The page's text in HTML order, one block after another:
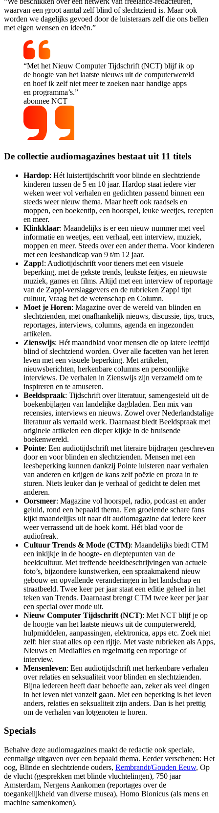
waarvan een groot aantal zelf blind of slechtziend is. Maar ook
worden we dagelijks gevoed door de luisteraars zelf die ons bellen
met eigen wensen en ideeën.”
“Met het Nieuw Computer Tijdschrift (NCT) blijf ik op
de hoogte van het laatste nieuws uit de computerwereld
en hoef ik zelf niet meer te zoeken naar handige apps
en programma’s.”
abonnee NCT
De collectie audiomagazines bestaat uit 11 titels
Hardop: Hét luistertijdschrift voor blinde en slechtziende
kinderen tussen de 5 en 10 jaar. Hardop staat iedere vier
weken weer vol verhalen en gedichten passend binnen een
steeds weer nieuw thema. Maar heeft ook raadsels en
moppen, een boekentip, een hoorspel, leuke weetjes, recepten
en meer.
Klinkklaar: Maandelijks is er een nieuw nummer met veel
informatie en weetjes, een verhaal, een interview, muziek,
moppen en meer. Steeds over een ander thema. Voor kinderen
met een leeshandicap van 9 t/m 12 jaar.
Zapp!: Audiotijdschrift voor tieners met een visuele
beperking, met de gekste trends, leukste feitjes, en nieuwste
muziek, games en films. Altijd met een interview of reportage
van de Zapp!-verslaggevers en de rubrieken Zapp! tipt
cultuur, Vraag het de wetenschap en Column.
Moet je Horen: Magazine over de wereld van blinden en
slechtzienden, met onafhankelijk nieuws, discussie, tips, trucs,
reportages, interviews, columns, agenda en ingezonden
artikelen.
Zienswijs: Hét maandblad voor mensen die op latere leeftijd
blind of slechtziend worden. Over alle facetten van het leren
leven met een visuele beperking. Met artikelen,
nieuwsberichten, herkenbare columns en persoonlijke
interviews. De verhalen in Zienswijs zijn verzameld om te
inspireren en te amuseren.
Beeldspraak: Tijdschrift over literatuur, samengesteld uit de
boekenbijlagen van landelijke dagbladen. Een mix van
recensies, interviews en nieuws. Zowel over Nederlandstalige
literatuur als vertaald werk. Daarnaast biedt Beeldspraak met
originele artikelen een dieper kijkje in de bruisende
boekenwereld.
Pointe: Een audiotijdschrift met literaire bijdragen geschreven
door en voor blinden en slechtzienden. Mensen met een
leesbeperking kunnen dankzij Pointe luisteren naar verhalen
van anderen en krijgen de kans zelf poëzie en proza in te
sturen. Niets leuker dan je verhaal of gedicht te delen met
anderen.
Oorsmeer: Magazine vol hoorspel, radio, podcast en ander
geluid, rond een bepaald thema. Een groeiende schare fans
kijkt maandelijks uit naar dit audiomagazine dat iedere keer
weer verrassend uit de hoek komt. Hét blad voor de
audiofreak.
Cultuur Trends & Mode (CTM): Maandelijks biedt CTM
een inkijkje in de hoogte- en dieptepunten van de
beeldcultuur. Met treffende beeldbeschrijvingen van actuele
foto’s, bijzondere kunstwerken, een spraakmakend nieuw
gebouw en opvallende veranderingen in het landschap en
straatbeeld. Twee keer per jaar staat een editie geheel in het
teken van Trends. Daarnaast brengt CTM twee keer per jaar
een special over mode uit.
Nieuw Computer Tijdschrift (NCT): Met NCT blijf je op
de hoogte van het laatste nieuws uit de computerwereld,
hulpmiddelen, aanpassingen, elektronica, apps etc. Zoek niet
zelf: hier staat alles op een rijtje. Met vaste rubrieken als Apps,
Nieuws en Mediafiles en regelmatig een reportage of
interview.
Mensenleven: Een audiotijdschrift met herkenbare verhalen
over relaties en seksualiteit voor blinden en slechtzienden.
Bijna iedereen heeft daar behoefte aan, zeker als veel dingen
in het leven niet vanzelf gaan. Met een beperking is het leven
anders, relaties en seksualiteit zijn anders. Dan is het prettig
om de verhalen van lotgenoten te horen.
Specials
Behalve deze audiomagazines maakt de redactie ook speciale,
eenmalige uitgaven over een bepaald thema. Eerder verschenen: Het
oog, Blinde en slechtziende ouders, Rembrandt/Gouden Eeuw, Op
de vlucht (gesprekken met blinde vluchtelingen), 750 jaar
Amsterdam, Nergens Aankomen (reportages over de
toegankelijkheid van diverse musea), Homo Bionicus (als mens en
machine samenkomen).